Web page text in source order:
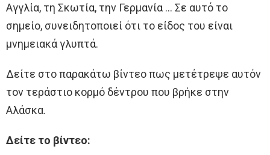
Αγγλία, τη Σκωτία, την Γερμανία … Σε αυτό το
σημείο, συνειδητοποιεί ότι το είδος του είναι
μνημειακά γλυπτά.
Δείτε στο παρακάτω βίντεο πως μετέτρεψε αυτόν
τον τεράστιο κορμό δέντρου που βρήκε στην
Αλάσκα.
Δείτε το βίντεο: